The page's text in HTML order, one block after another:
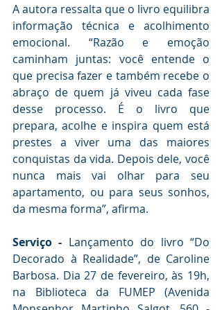
A autora ressalta que o livro equilibra
informação técnica e acolhimento
emocional. “Razão e emoção
caminham juntas: você entende o
que precisa fazer e também recebe o
abraço de quem já viveu cada fase
desse processo. É o livro que
prepara, acolhe e inspira quem está
prestes a viver uma das maiores
conquistas da vida. Depois dele, você
nunca mais vai olhar para seu
apartamento, ou para seus sonhos,
da mesma forma”, afirma.
Serviço - Lançamento do livro “Do
Decorado à Realidade”, de Caroline
Barbosa. Dia 27 de fevereiro, às 19h,
na Biblioteca da FUMEP (Avenida